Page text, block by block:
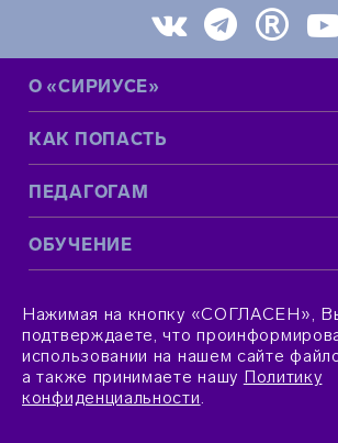
О «СИРИУСЕ»
КАК ПОПАСТЬ
ПЕДАГОГАМ
ОБУЧЕНИЕ
Нажимая на кнопку «СОГЛАСЕН»,
подтверждаете, что
использовании на нашем сайте
а также принимаете нашу Политику
конфиденциальности.